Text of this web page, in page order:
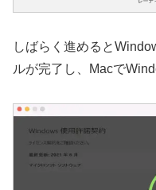
しばらく進めると
ルが完了し、Macで